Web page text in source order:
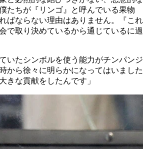
たちが『リンゴ』と呼んでいる果物
ばならない理由はありません。『これ
で取り決めているから通じているに過
いたシンボルを使う能力がチンパンジ
から徐々に明らかになってはいました
きな貢献をしたんです」